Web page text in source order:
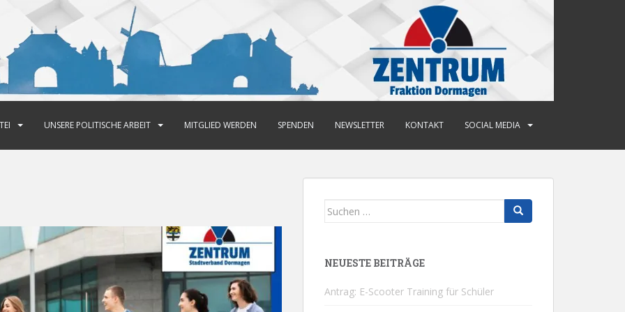
UNSERE POLITISCHE ARBEIT MITGLIED WERDEN SPENDEN NEWSLETTER KONTAKT SOCIAL MEDIA
Suchen
NEUESTE BEITRÄGE
Antrag: E-Scooter Training für Schüler